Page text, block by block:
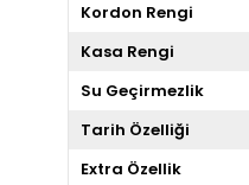
Kordon Rengi
Kasa Rengi
Su Geçirmezlik
Tarih Özelliği
Extra Özellik